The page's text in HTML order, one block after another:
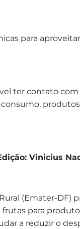
para
ter contato
Vinicius
(Emater-DF)
para
a reduzir o